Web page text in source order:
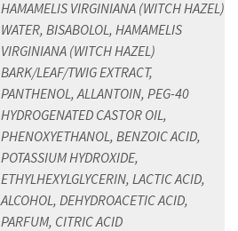
HAMAMELIS VIRGINIANA (WITCH HAZEL)
WATER, BISABOLOL, HAMAMELIS
VIRGINIANA (WITCH HAZEL)
BARK/LEAF/TWIG EXTRACT,
PANTHENOL, ALLANTOIN, PEG-40
HYDROGENATED CASTOR OIL,
PHENOXYETHANOL, BENZOIC ACID,
POTASSIUM HYDROXIDE,
ETHYLHEXYLGLYCERIN, LACTIC ACID,
ALCOHOL, DEHYDROACETIC ACID,
PARFUM, CITRIC ACID